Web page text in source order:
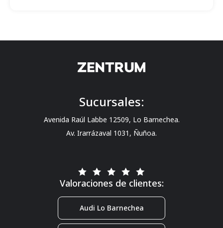
Valoraciones de clientes:
Audi Lo Barnechea
Sucursales:
Avenida Raúl Labbe 12509, Lo Barnechea.
Av. Irarrázaval 1031, Ñuñoa.